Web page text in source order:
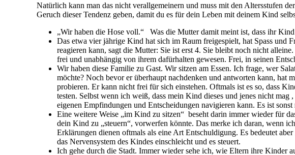
Eine weitere Weise „im Kind zu sitzen“ beseht darin immer wieder für
dein Kind zu „steuern“, vorwerfen könnte. Das merke ich daran, wenn
das Nervensystem des Kindes einschleicht und es steuert.
Ich gehe durch die Stadt. Immer wieder sehe ich, wie Eltern ihre Kinder
bedeutet, dass ich dem Kind in seinem Wesen und seiner Einzigartigkeit
gesehen und wahrgenommen wird. Ich stülpe meine Wahrnehmung der
verursache ich, dass Kinder sich nicht frei und unabhängig bewegen
Diese kleinen Beispiele sollten dazu dienen, um zu verdeutlichen, wir sehr wir
zu stülpen. Wir vermindern aus mangelnder Achtsamkeit dem Kind und
selbstständigen, kleinen Personen werden. Das bindet die Kinder oftmals an
und Weise ist es gut möglich, dass ich kleine Kletten ‚erziehe‘, indem ich
zu folgen. Ständig bin ich schneller, oder bevormunde auf meine unachtsame
ich schaffe Abhängigkeiten des Kindes von mir, indem ich mir nicht im klaren
steuern kann.